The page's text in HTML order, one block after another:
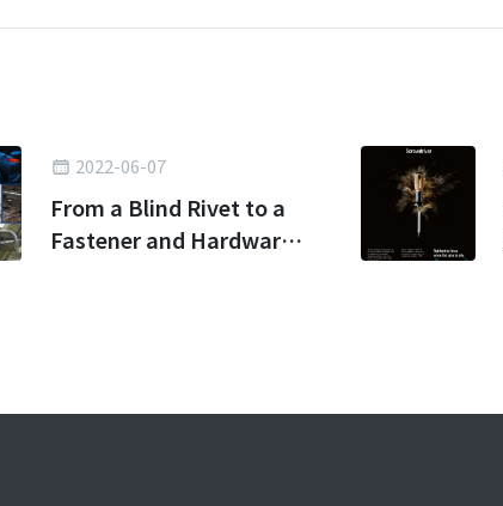
2022-06-07
From a Blind Rivet to a
Fastener and Hardware